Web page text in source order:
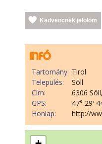
Kedvencnek jelölöm
Tartomány: Tirol
Település:
Söll
Cím:
6306
GPS:
47° 29′
Honlap:
http://